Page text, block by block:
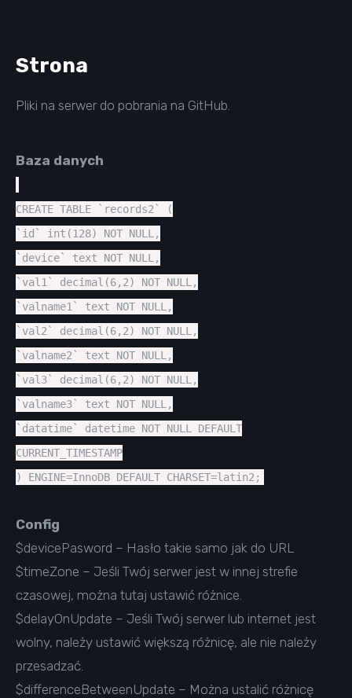
Strona
Pliki na serwer do pobrania na GitHub
Baza danych
CREATE TABLE `records2` (
`id` int(128) NOT NULL,
`device` text NOT NULL,
`val1` decimal(6,2) NOT NULL,
`valname1` text NOT NULL,
`val2` decimal(6,2) NOT NULL,
`valname2` text NOT NULL,
`val3` decimal(6,2) NOT NULL,
`valname3` text NOT NULL,
`datatime` datetime NOT NULL DEFAULT
CURRENT_TIMESTAMP
) ENGINE=InnoDB DEFAULT CHARSET=latin2;
Config
$devicePasword – Hasło takie samo jak do URL
$timeZone – Jeśli Twój serwer jest w innej strefie
czasowej, można tutaj ustawić różnice.
$delayOnUpdate – Jeśli Twój serwer lub internet jest
wolny, należy ustawić większą różnicę, ale nie należy
przesadzać.
$differenceBetweenUpdate – Można ustalić różnicę